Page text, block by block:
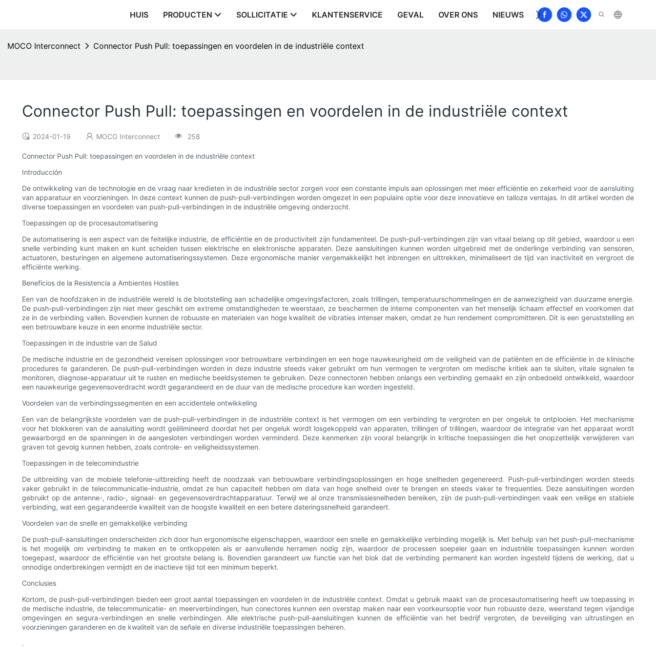
HUIS PRODUCTEN SOLLICITATIE KLANTENSERVICE GEVAL OVER ONS NIEUWS DOWNLOAD NEEM
MOCO Interconnect Connector Push Pull: toepassingen en voordelen in de industriële context
Connector Push Pull: toepassingen en voordelen in de industriële context
2024-01-19 MOCO Interconnect 258
Connector Push Pull: toepassingen en voordelen in de industriële context
Introducción
De ontwikkeling van de technologie en de vraag naar kredieten in de industriële sector zorgen voor een constante impuls aan oplossingen met meer efficiëntie en zekerheid voor de aansluiting
van apparatuur en voorzieningen. In deze context kunnen de push-pull-verbindingen worden omgezet in een populaire optie voor deze innovatieve en talloze ventajas. In dit artikel worden de
diverse toepassingen en voordelen van push-pull-verbindingen in de industriële omgeving onderzocht.
Toepassingen op de procesautomatisering
De automatisering is een aspect van de feitelijke industrie, de efficiëntie en de productiviteit zijn fundamenteel. De push-pull-verbindingen zijn van vitaal belang op dit gebied, waardoor u een
snelle verbinding kunt maken en kunt scheiden tussen elektrische en elektronische apparaten. Deze aansluitingen kunnen worden uitgebreid met de onderlinge verbinding van sensoren,
actuatoren, besturingen en algemene automatiseringssystemen. Deze ergonomische manier vergemakkelijkt het inbrengen en uittrekken, minimaliseert de tijd van inactiviteit en vergroot de
efficiënte werking.
Beneficios de la Resistencia a Ambientes Hostiles
Een van de hoofdzaken in de industriële wereld is de blootstelling aan schadelijke omgevingsfactoren, zoals trillingen, temperatuurschommelingen en de aanwezigheid van duurzame energie.
De push-pull-verbindingen zijn niet meer geschikt om extreme omstandigheden te weerstaan, ze beschermen de interne componenten van het menselijk lichaam effectief en voorkomen dat
ze in de verbinding vallen. Bovendien kunnen de robuuste en materialen van hoge kwaliteit de vibraties intenser maken, omdat ze hun rendement compromitteren. Dit is een geruststelling en
een betrouwbare keuze in een enorme industriële sector.
Toepassingen in de industrie van de Salud
De medische industrie en de gezondheid vereisen oplossingen voor betrouwbare verbindingen en een hoge nauwkeurigheid om de veiligheid van de patiënten en de efficiëntie in de klinische
procedures te garanderen. De push-pull-verbindingen worden in deze industrie steeds vaker gebruikt om hun vermogen te vergroten om medische kritiek aan te sluiten, vitale signalen te
monitoren, diagnose-apparatuur uit te rusten en medische beeldsystemen te gebruiken. Deze connectoren hebben onlangs een verbinding gemaakt en zijn onbedoeld ontwikkeld, waardoor
een nauwkeurige gegevensoverdracht wordt gegarandeerd en de duur van de medische procedure kan worden ingesteld.
Voordelen van de verbindingssegmenten en een accidentele ontwikkeling
Een van de belangrijkste voordelen van de push-pull-verbindingen in de industriële context is het vermogen om een ​​verbinding te vergroten en per ongeluk te ontplooien. Het mechanisme
voor het blokkeren van de aansluiting wordt geëlimineerd doordat het per ongeluk wordt losgekoppeld van apparaten, trillingen of trillingen, waardoor de integratie van het apparaat wordt
gewaarborgd en de spanningen in de aangesloten verbindingen worden verminderd. Deze kenmerken zijn vooral belangrijk in kritische toepassingen die het onopzettelijk verwijderen van
graven tot gevolg kunnen hebben, zoals controle- en veiligheidssystemen.
Toepassingen in de telecomindustrie
De uitbreiding van de mobiele telefonie-uitbreiding heeft de noodzaak van betrouwbare verbindingsoplossingen en hoge snelheden gegenereerd. Push-pull-verbindingen worden steeds
vaker gebruikt in de telecommunicatie-industrie, omdat ze hun capaciteit hebben om data van hoge snelheid over te brengen en steeds vaker te frequenties. Deze aansluitingen worden
gebruikt op de antenne-, radio-, signaal- en gegevensoverdrachtapparatuur. Terwijl we al onze transmissiesnelheden bereiken, zijn de push-pull-verbindingen vaak een veilige en stabiele
verbinding, wat een gegarandeerde kwaliteit van de hoogste kwaliteit en een betere dateringssnelheid garandeert.
Voordelen van de snelle en gemakkelijke verbinding
De push-pull-aansluitingen onderscheiden zich door hun ergonomische eigenschappen, waardoor een snelle en gemakkelijke verbinding mogelijk is. Met behulp van het push-pull-mechanisme
is het mogelijk om verbinding te maken en te ontkoppelen als er aanvullende herramen nodig zijn, waardoor de processen soepeler gaan en industriële toepassingen kunnen worden
toegepast, waardoor de efficiëntie van het grootste belang is. Bovendien garandeert uw functie van het blok dat de verbinding permanent kan worden ingesteld tijdens de werking, dat u
onnodige onderbrekingen vermijdt en de inactieve tijd tot een minimum beperkt.
Conclusies
Kortom, de push-pull-verbindingen bieden een groot aantal toepassingen en voordelen in de industriële context. Omdat u gebruik maakt van de procesautomatisering heeft uw toepassing in
de medische industrie, de telecommunicatie- en meerverbindingen, hun conectores kunnen een overstap maken naar een voorkeursoptie voor hun robuuste deze, weerstand tegen vijandige
omgevingen en segura-verbindingen en snelle verbindingen. Alle elektrische push-pull-aansluitingen kunnen de efficiëntie van het bedrijf vergroten, de beveiliging van uitrustingen en
voorzieningen garanderen en de kwaliteit van de señale en diverse industriële toepassingen beheren.
.